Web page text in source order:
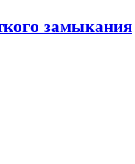
замыкания